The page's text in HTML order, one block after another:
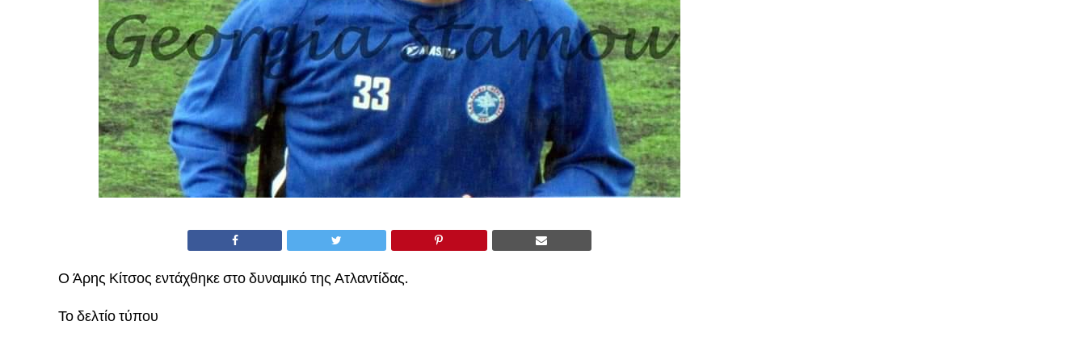
Ο Άρης Κίτσος εντάχθηκε στο δυναμικό της Ατλαντίδας.
Το δελτίο τύπου